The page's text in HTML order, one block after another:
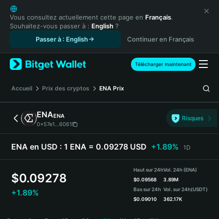
English
日本語
Tiếng Việt
Español (Latinoamérica)
Türkçe
Français
Deutsch
简体中文
繁體中文
Português (Portugal)
Bahasa Indonesia
ภาษาไทย
Español
Español (Argentina)
Vous consultez actuellement cette page en Français.
Souhaitez-vous passer à : English ?
Passer à : English
Continuer en Français
Télécharger maintenant
Accueil Prix des cryptos ENA Prix
ENAENA
0x57e1...6061
Risques
ENA en USD : 1 ENA = 0.09278 USD +1.89% 1D
$0.09278
+1.89%
Haut sur 24h
$0.09568
Bas sur 24h
$0.09010
Vol. 24h (ENA)
3.89M
Vol. sur 24h(USDT)
362.17K